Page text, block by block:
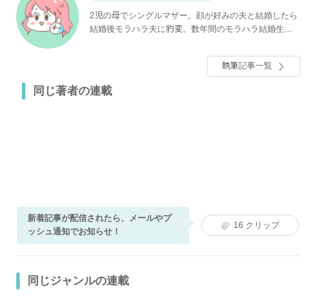
2児の母でシングルマザー。顔が好みの夫と結婚したら
結婚後モラハラ夫に豹変。数年間のモラハラ結婚生活
んだダンナはモラハラの塊でした』（KADOKAWA）
執筆記事一覧
同じ著者の連載
新着記事が配信されたら、メールやプ
ッシュ通知でお知らせ！
16 クリップ
同じジャンルの連載